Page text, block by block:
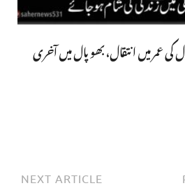
شاعر بشیر بدر کا 91 سال کی عمر میں انتقال، بھوپال میں آخری
NEXT ARTICLE